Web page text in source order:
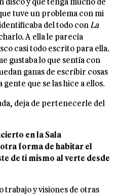
tuve un problema con mi
del todo con La
A ella le parecía
casi todo escrito para ella.
gustaba lo que sentía con
ganas de escribir cosas
que se las hice a ellos.
deja de pertenecerle del
en la Sala
forma de habitar el
de ti mismo al verte desde
trabajo y visiones de otras